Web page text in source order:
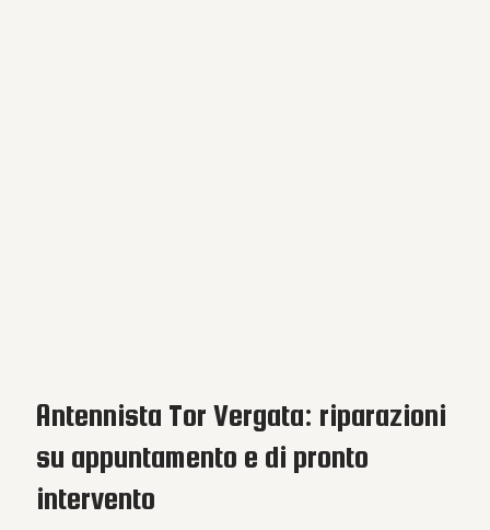
Antennista Tor Vergata: riparazioni
su appuntamento e di pronto
intervento